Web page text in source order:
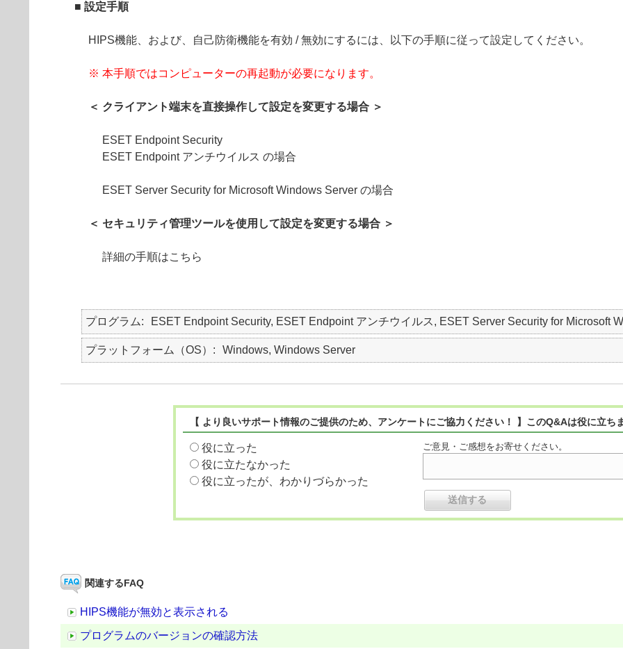
■ 設定手順
HIPS機能、および、自己防衛機能を有効 / 無効にするには、以下の手順に従って設定してください。
※ 本手順ではコンピューターの再起動が必要になります。
＜ クライアント端末を直接操作して設定を変更する場合 ＞
ESET Endpoint Security
ESET Endpoint アンチウイルス の場合
ESET Server Security for Microsoft Windows Server の場合
＜ セキュリティ管理ツールを使用して設定を変更する場合 ＞
詳細の手順はこちら
プログラム ESET Endpoint Security, ESET Endpoint アンチウイルス, ESET Server Security for Microsoft
プラットフォーム（OS） Windows, Windows Server
【 より良いサポート情報のご提供のため、アンケートにご協力ください！ 】このQ&Aは役に立ち
役に立った
役に立たなかった
役に立ったが、わかりづらかった
ご意見・ご感想をお寄せください。
関連するFAQ
HIPS機能が無効と表示される
プログラムのバージョンの確認方法